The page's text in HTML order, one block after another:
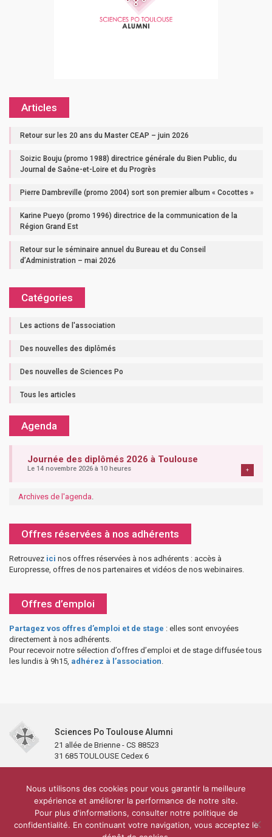
Articles
Retour sur les 20 ans du Master CEAP – juin 2026
Soizic Bouju (promo 1988) directrice générale du Bien Public, du
Journal de Saône-et-Loire et du Progrès
Pierre Dambreville (promo 2004) sort son premier album « Cocottes »
Karine Pueyo (promo 1996) directrice de la communication de la
Région Grand Est
Retour sur le séminaire annuel du Bureau et du Conseil
d’Administration – mai 2026
Catégories
Les actions de l'association
Des nouvelles des diplômés
Des nouvelles de Sciences Po
Tous les articles
Agenda
Journée des diplômés 2026 à Toulouse
Le 14 novembre 2026 à 10 heures +
Archives de l'agenda
Offres réservées à nos adhérents
Retrouvez ici nos offres réservées à nos adhérents : accès à
Europresse, offres de nos partenaires et vidéos de nos webinaires.
Offres d’emploi
Partagez vos offres d’emploi et de stage : elles sont envoyées
directement à nos adhérents.
Pour recevoir notre sélection d’offres d’emploi et de stage diffusée tous
les lundis à 9h15, adhérez à l’association
Sciences Po Toulouse Alumni
21 allée de Brienne - CS 88523
31 685 TOULOUSE Cedex 6
Partenaires et soutiens
Lettre d’information
Réseaux sociaux
Sciences Po Toulouse
Carré Alumni de la bibliothèque de Sciences Po Toulouse
10 000 diplômés
Réseau ScPo
Mentions légales Politique de confidentialité
Plan du site
Nous utilisons des cookies pour vous garantir la meilleure
expérience et améliorer la performance de notre site.
Pour plus d'informations, consulter notre politique de
confidentialité. En continuant votre navigation, vous acceptez le